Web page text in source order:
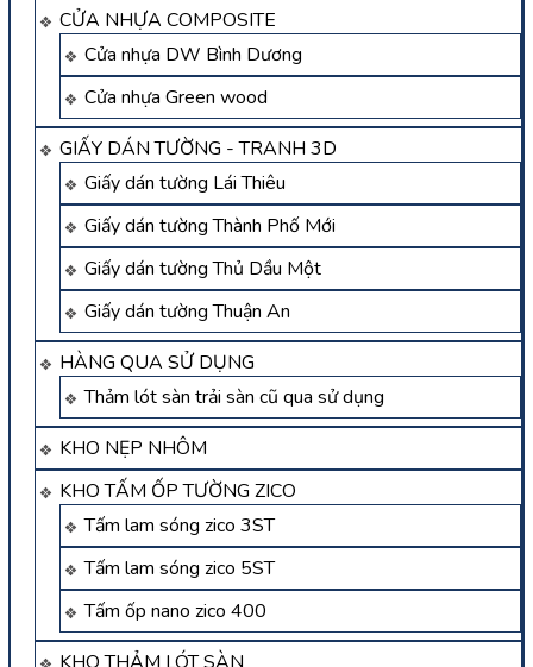
CỬA NHỰA COMPOSITE
Cửa nhựa DW Bình Dương
Cửa nhựa Green wood
GIẤY DÁN TƯỜNG - TRANH 3D
Giấy dán tường Lái Thiêu
Giấy dán tường Thành Phố Mới
Giấy dán tường Thủ Dầu Một
Giấy dán tường Thuận An
HÀNG QUA SỬ DỤNG
Thảm lót sàn trải sàn cũ qua sử dụng
KHO NẸP NHÔM
KHO TẤM ỐP TƯỜNG ZICO
Tấm lam sóng zico 3ST
Tấm lam sóng zico 5ST
Tấm ốp nano zico 400